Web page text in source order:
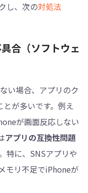
し、次の対処法
合（ソフトウェ
い場合、アプリのク
が多いです。例え
が画面反応しない
アプリの互換性問題
特に、SNSアプリや
モリ不足でiPhoneが